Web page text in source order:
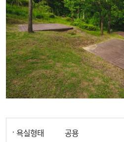
욕실형태
공용